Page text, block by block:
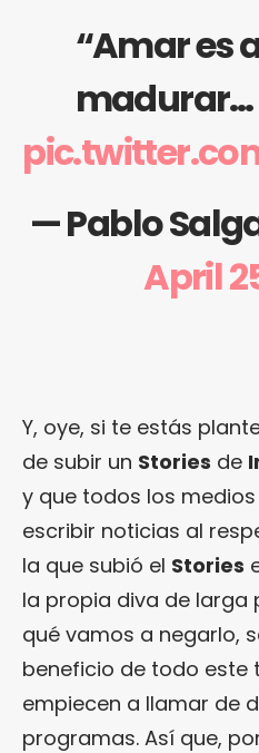
“Amar es
madurar…
— Pablo
April
Y, oye, si te estás
de subir un Stories de
y que todos los
escribir noticias al
la que subió el Stories
la propia diva de larga
qué vamos a negarlo,
beneficio de todo este
empiecen a llamar de
programas. Así que,